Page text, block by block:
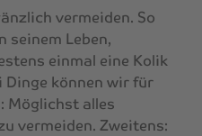
vermeiden. So
seinem Leben,
einmal eine Kolik
Dinge können wir für
Möglichst alles
vermeiden. Zweitens: